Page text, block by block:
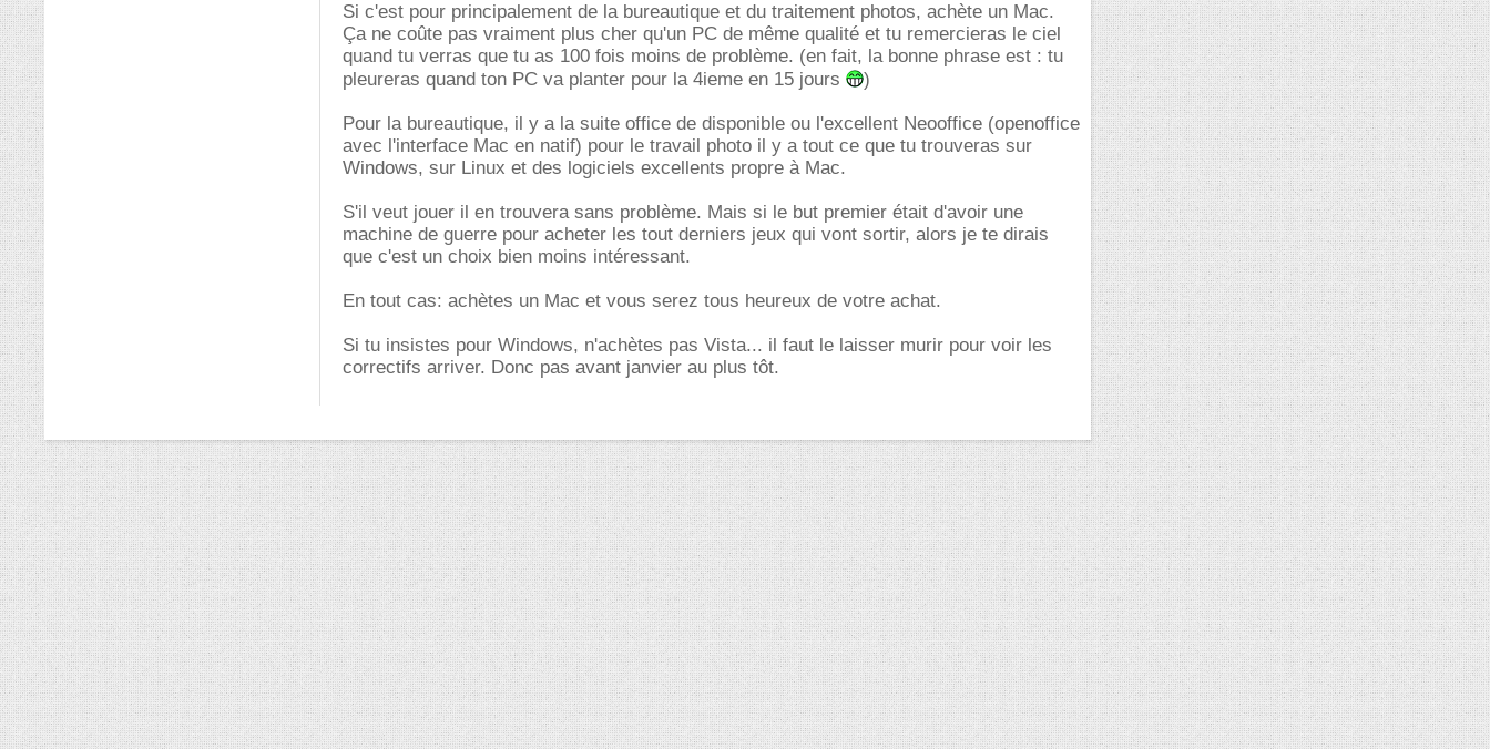
Si c'est pour principalement de la bureautique et du traitement photos, achète un Mac.
Ça ne coûte pas vraiment plus cher qu'un PC de même qualité et tu remercieras le ciel
quand tu verras que tu as 100 fois moins de problème. (en fait, la bonne phrase est : tu
pleureras quand ton PC va planter pour la 4ieme en 15 jours
)
Pour la bureautique, il y a la suite office de disponible ou l'excellent Neooffice (openoffice
avec l'interface Mac en natif) pour le travail photo il y a tout ce que tu trouveras sur
Windows, sur Linux et des logiciels excellents propre à Mac.
S'il veut jouer il en trouvera sans problème. Mais si le but premier était d'avoir une
machine de guerre pour acheter les tout derniers jeux qui vont sortir, alors je te dirais
que c'est un choix bien moins intéressant.
En tout cas: achètes un Mac et vous serez tous heureux de votre achat.
Si tu insistes pour Windows, n'achètes pas Vista... il faut le laisser murir pour voir les
correctifs arriver. Donc pas avant janvier au plus tôt.